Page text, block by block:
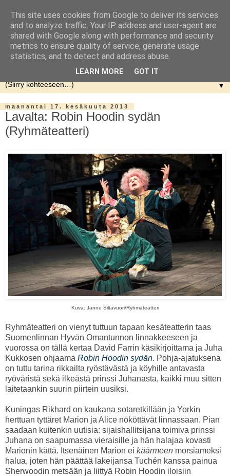
▼
maanantai 17. kesäkuuta 2013
Lavalta: Robin Hoodin sydän
(Ryhmäteatteri)
Kuva: Janne Siltavuori/Ryhmäteatteri
Ryhmäteatteri on vienyt tuttuun tapaan kesäteatterin taas
Suomenlinnan Hyvän Omantunnon linnakkeeseen ja
vuorossa on tällä kertaa David Farrin käsikirjoittama ja Juha
Kukkosen ohjaama Robin Hoodin sydän. Pohja-ajatuksena
on tuttu tarina rikkailta ryöstävästä ja köyhille antavasta
ryöväristä sekä ilkeästä prinssi Juhanasta, kaikki muu sitten
laitetaankin suurin piirtein uusiksi.
Kuningas Rikhard on kaukana sotaretkillään ja Yorkin
herttuan tyttäret Marion ja Alice nököttävät linnassaan. Pian
saadaan kuitenkin uutisia: sijaishallitsijana toimiva prinssi
Juhana on saapumassa vieraisille ja hän halajaa kovasti
Marionin kättä. Itsenäinen Marion ei käärmeen morsiameksi
halua, joten hän päättää lakeijansa Tuchén kanssa painua
Sherwoodin metsään ja liittyä Robin Hoodin iloisiin
This site uses cookies from Google to deliver its services
and to analyze traffic. Your IP address and user-agent are
shared with Google along with performance and security
metrics to ensure quality of service, generate usage
statistics, and to detect and address abuse.
LEARN MORE GOT IT